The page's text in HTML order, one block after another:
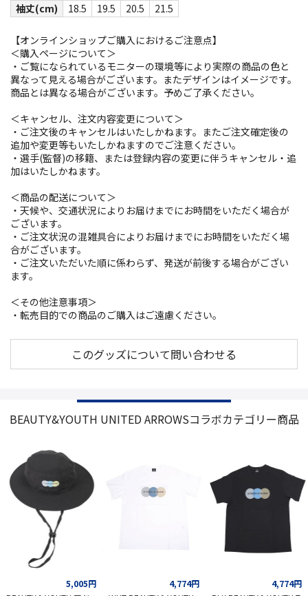
袖丈(cm)
18.5 19.5 20.5 21.5
【オンラインショップご購入におけるご注意点】
＜購入ページについて＞
・ご覧になられているモニターの環境等により実際の商品の色と
異なって見える場合がございます。またデザインはイメージです。
商品とは異なる場合がございます。予めご了承ください。
＜キャンセル、注文内容変更について＞
・ご注文後のキャンセルはいたしかねます。またご注文確定後の
追加や変更等もいたしかねますのでご注意ください。
・選手(監督)の移籍、または登録内容の変更に伴うキャンセル・追
加はいたしかねます。
＜商品の配送について＞
・天候や、交通状況によりお届けまでにお時間をいただく場合が
ございます。
・ご注文状況の混雑具合によりお届けまでにお時間をいただく場
合がございます。
・ご注文いただいた順に係わらず、発送が前後する場合がござい
ます。
＜その他注意事項＞
・転売目的での商品のご購入はご遠慮ください。
このグッズについて問い合わせる
BEAUTY&YOUTH UNITED ARROWSコラボカテゴリー商品
5,005円
4,774円
4,774円